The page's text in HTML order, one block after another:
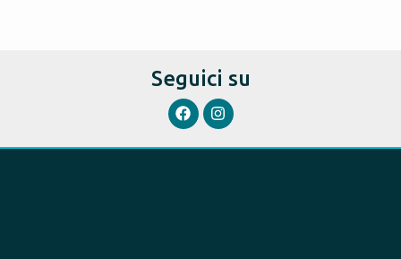
Seguici su